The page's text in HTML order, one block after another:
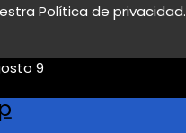
Política de privacidad.
9